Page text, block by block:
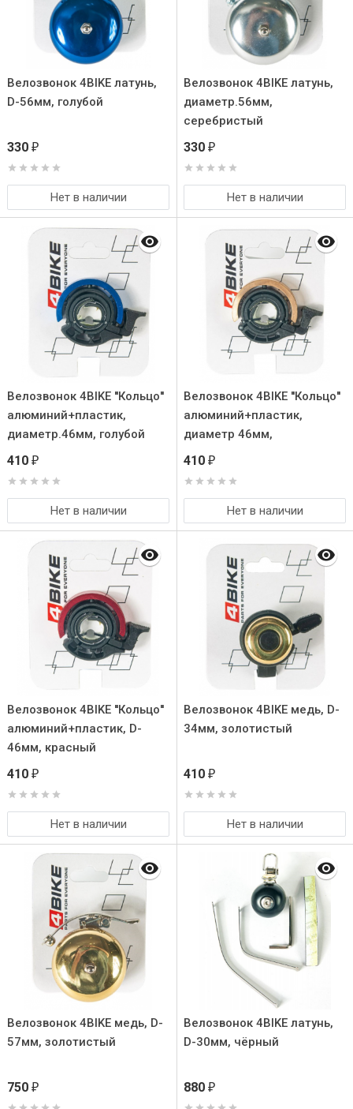
Велозвонок 4BIKE латунь,
D-56мм, голубой
330 ₽
Нет в наличии
Велозвонок 4BIKE латунь,
диаметр.56мм,
серебристый
330 ₽
Нет в наличии
Велозвонок 4BIKE ''Кольцо''
алюминий+плаcтик,
диаметр.46мм, голубой
410 ₽
Нет в наличии
Велозвонок 4BIKE ''Кольцо''
алюминий+пластик,
диаметр 46мм,
золотистый
410 ₽
Нет в наличии
Велозвонок 4BIKE ''Кольцо''
алюминий+плаcтик, D-
46мм, красный
410 ₽
Нет в наличии
Велозвонок 4BIKE медь, D-
34мм, золотистый
410 ₽
Нет в наличии
Велозвонок 4BIKE медь, D-
57мм, золотистый
750 ₽
Велозвонок 4BIKE латунь,
D-30мм, чёрный
880 ₽